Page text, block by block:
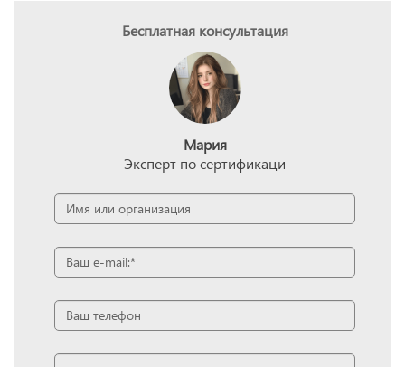
Бесплатная консультация
Мария
Эксперт по сертификаци